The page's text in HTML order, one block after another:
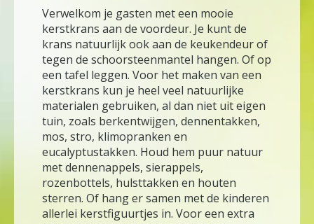
Verwelkom je gasten met een mooie
kerstkrans aan de voordeur. Je kunt de
krans natuurlijk ook aan de keukendeur of
tegen de schoorsteenmantel hangen. Of op
een tafel leggen. Voor het maken van een
kerstkrans kun je heel veel natuurlijke
materialen gebruiken, al dan niet uit eigen
tuin, zoals berkentwijgen, dennentakken,
mos, stro, klimopranken en
eucalyptustakken. Houd hem puur natuur
met dennenappels, sierappels,
rozenbottels, hulsttakken en houten
sterren. Of hang er samen met de kinderen
allerlei kerstfiguurtjes in. Voor een extra